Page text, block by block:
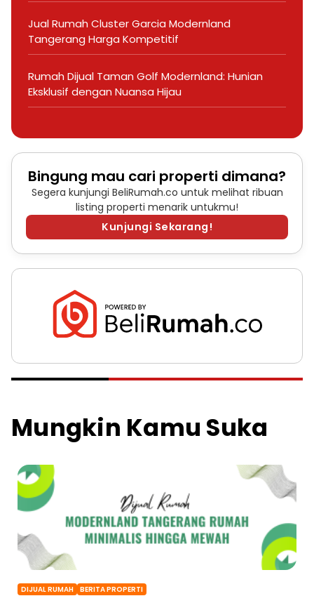
Jual Rumah Cluster Garcia Modernland
Tangerang Harga Kompetitif
Rumah Dijual Taman Golf Modernland: Hunian
Eksklusif dengan Nuansa Hijau
Bingung mau cari properti dimana?
Segera kunjungi BeliRumah.co untuk melihat ribuan
listing properti menarik untukmu!
Kunjungi Sekarang!
Mungkin Kamu Suka
DIJUAL RUMAH BERITA PROPERTI